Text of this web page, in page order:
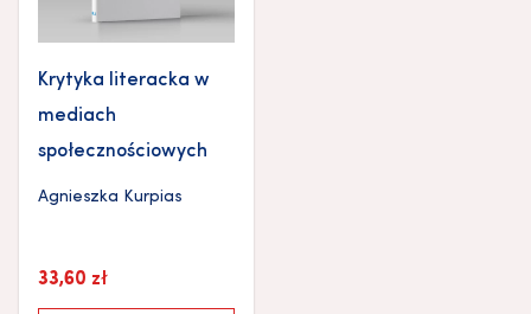
Krytyka literacka w
mediach
społecznościowych
Agnieszka Kurpias
33,60 zł